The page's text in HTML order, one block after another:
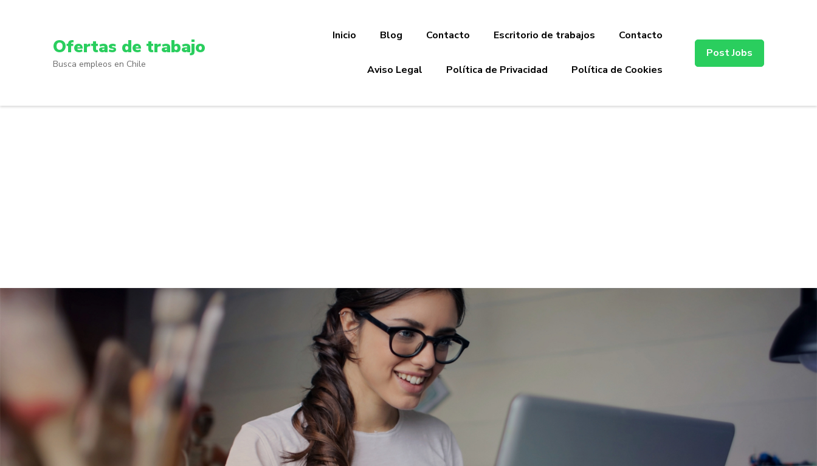
Ofertas de trabajo
Busca empleos en Chile
Inicio Blog Contacto Escritorio de trabajos Contacto
Aviso Legal Política de Privacidad Política de Cookies
Post Jobs